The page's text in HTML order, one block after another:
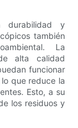
durabilidad y
también
La
alta calidad
funcionar
que reduce la
Esto, a su
los residuos y